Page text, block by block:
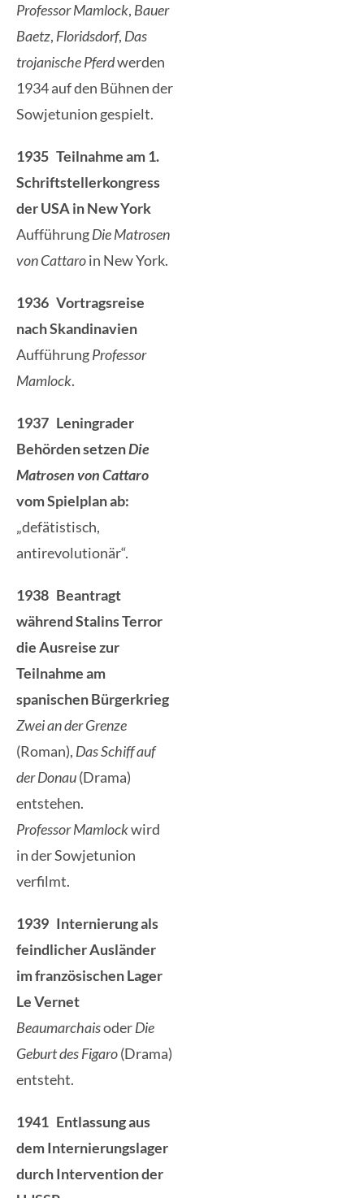
Professor Mamlock, Bauer
Baetz, Floridsdorf, Das
trojanische Pferdwerden
1934 auf den Bühnen der
Sowjetunion gespielt.
1935 Teilnahme am 1.
Schriftstellerkongress
der USA in New York
AufführungDie Matrosen
von Cattaroin New York.
1936 Vortragsreise
nach Skandinavien
AufführungProfessor
Mamlock.
1937 Leningrader
Behörden setzenDie
Matrosen von Cattaro
vom Spielplan ab:
„defätistisch,
antirevolutionär“.
1938 Beantragt
während Stalins Terror
die Ausreise zur
Teilnahme am
spanischen Bürgerkrieg
Zwei an derGrenze
(Roman), Das Schiff auf
der Donau(Drama)
entstehen.
Professor Mamlockwird
in der Sowjetunion
verfilmt.
1939 Internierung als
feindlicher Ausländer
im französischen Lager
Le Vernet
BeaumarchaisoderDie
Geburt des Figaro(Drama)
entsteht.
1941 Entlassung aus
dem Internierungslager
durch Intervention der